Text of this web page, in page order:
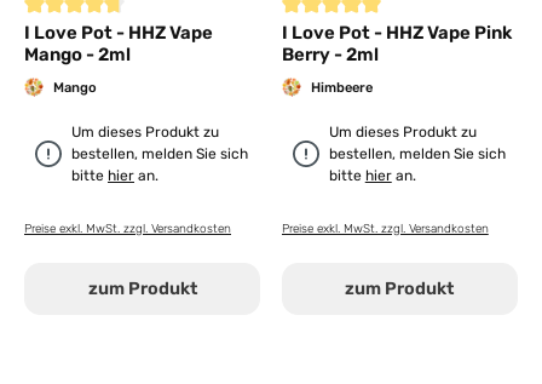
Durchschnittliche Bewertung von 4.6 von 5 Sternen
I Love Pot - HHZ Vape
Mango - 2ml
Mango
Um dieses Produkt zu
bestellen, melden Sie sich
bitte hier an.
Preise exkl. MwSt. zzgl. Versandkosten
zum Produkt
Durchschnittliche Bewertung
I Love Pot - HHZ Vape Pink
Berry - 2ml
Himbeere
Um dieses Produkt zu
bestellen, melden Sie sich
bitte hieran.
Preise exkl. MwSt. zzgl. Versandkosten
zum Produkt